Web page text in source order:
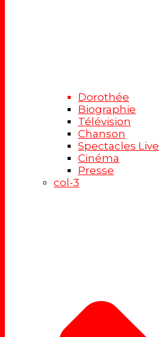
Dorothée
Biographie
Télévision
Chanson
Spectacles Live
Cinéma
Presse
col-3